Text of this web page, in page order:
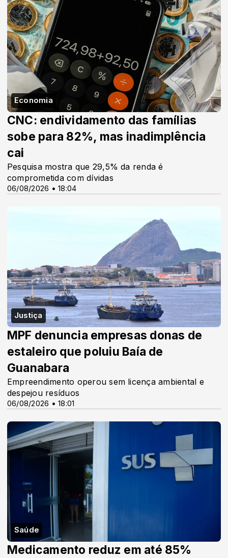
Economia
06/08/2026 • 18:04
CNC: endividamento das famílias
sobe para 82%, mas inadimplência
cai
Pesquisa mostra que 29,5% da renda é
comprometida com dívidas
Justiça
06/08/2026 • 18:01
MPF denuncia empresas donas de
estaleiro que poluiu Baía de
Guanabara
Empreendimento operou sem licença ambiental e
despejou resíduos
Saúde
Medicamento reduz em até 85%